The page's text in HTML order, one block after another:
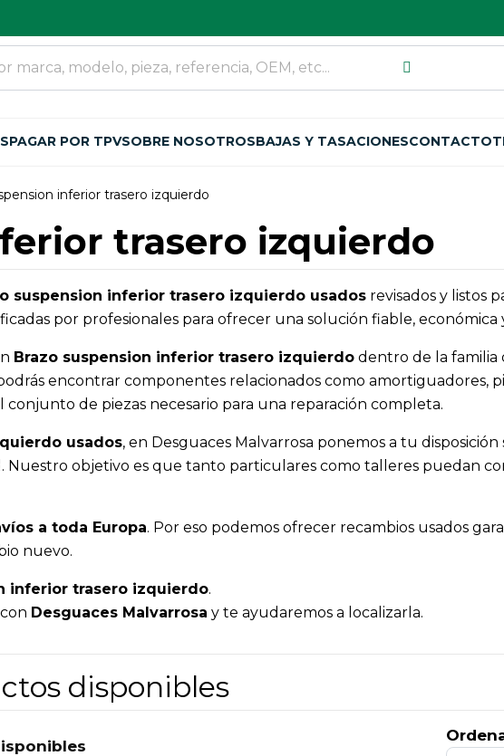
PAGAR POR TPVSOBRE NOSOTROSBAJAS Y TASACIONESCONTACTO
inferior trasero izquierdo
trasero izquierdo
suspension inferior trasero izquierdo usados revisados y listos
por profesionales para ofrecer una solución fiable, económica
Brazo suspension inferior trasero izquierdo dentro de la familia
encontrar componentes relacionados como amortiguadores,
de piezas necesario para una reparación completa.
usados, en Desguaces Malvarrosa ponemos a tu
Nuestro objetivo es que tanto particulares como talleres puedan
a toda Europa. Por eso podemos ofrecer recambios usados
nuevo.
inferior trasero izquierdo.
Desguaces Malvarrosa y te ayudaremos a localizarla.
disponibles